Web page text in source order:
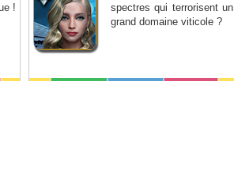
!
spectres qui terrorisent un
grand domaine viticole ?